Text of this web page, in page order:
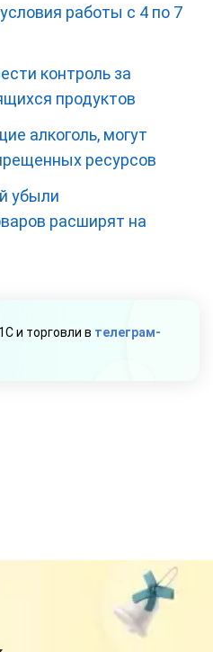
работы с 4 по 7
контроль за
продуктов
алкоголь, могут
ресурсов
убыли
расширят на
и торговли в телеграм-